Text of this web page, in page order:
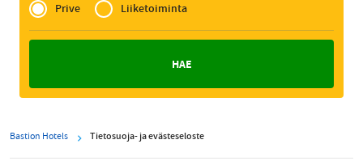
of
Zakelijk
Prive Liiketoiminta
Bastion Hotels Tietosuoja- ja evästeseloste